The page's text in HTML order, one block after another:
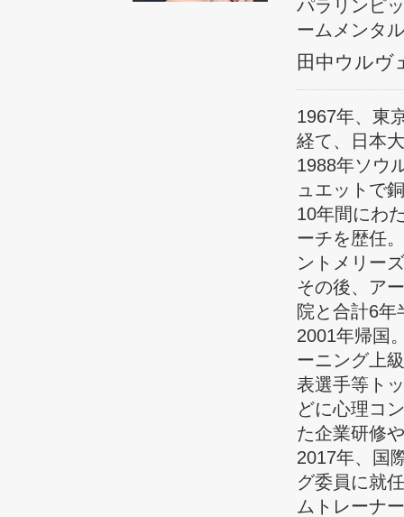
パラリンピ
ームメンタ
田中ウルヴ
1967年、東
経て、日本
1988年ソウ
ュエットで
10年間にわ
ーチを歴任
ントメリー
その後、ア
院と合計6年
2001年帰国
ーニング上
表選手等ト
どに心理コ
た企業研修
2017年、国
グ委員に就
ムトレーナ